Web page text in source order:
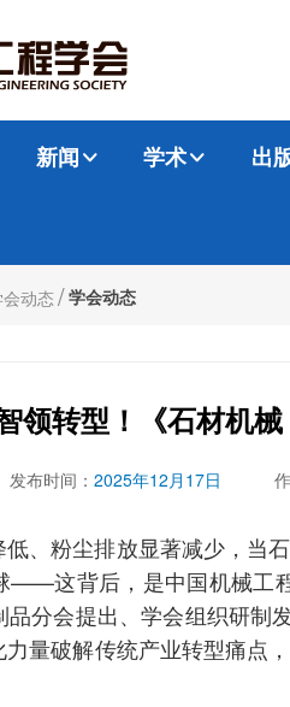
新闻 学术 出
动态/学会动态
领转型！《石材机
发布时间： 2025年12月17日
、粉尘排放显著减少，当
——这背后，是中国机械工
分会提出、学会组织研制
力量破解传统产业转型痛